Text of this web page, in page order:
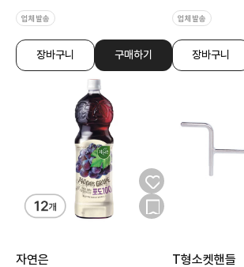
업체발송
장바구니 구매하기
업체발송
장바구니
자연은
T형소켓핸들